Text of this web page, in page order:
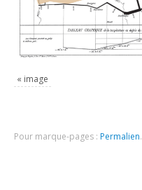
« image
Pour marque-pages : Permalien.